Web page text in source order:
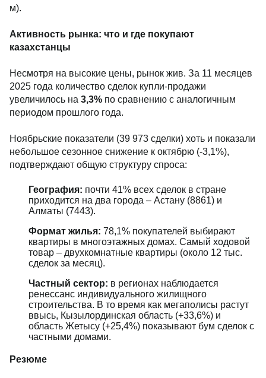
м).
Активность рынка: что и где покупают
казахстанцы
Несмотря на высокие цены, рынок жив. За 11 месяцев
2025 года количество сделок купли-продажи
увеличилось на 3,3% по сравнению с аналогичным
периодом прошлого года.
Ноябрьские показатели (39 973 сделки) хоть и показали
небольшое сезонное снижение к октябрю (-3,1%),
подтверждают общую структуру спроса:
География: почти 41% всех сделок в стране
приходится на два города – Астану (8861) и
Алматы (7443).
Формат жилья: 78,1% покупателей выбирают
квартиры в многоэтажных домах. Самый ходовой
товар – двухкомнатные квартиры (около 12 тыс.
сделок за месяц).
Частный сектор: в регионах наблюдается
ренессанс индивидуального жилищного
строительства. В то время как мегаполисы растут
ввысь, Кызылординская область (+33,6%) и
область Жетысу (+25,4%) показывают бум сделок с
частными домами.
Резюме